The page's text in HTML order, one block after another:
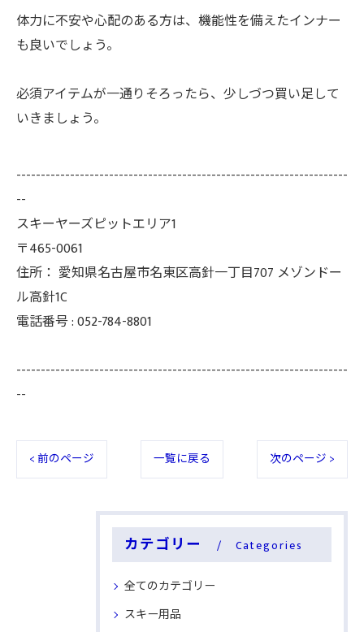
体力に不安や心配のある方は、機能性を備えたインナー
も良いでしょう。
必須アイテムが一通りそろったら、少しづつ買い足して
いきましょう。
--------------------------------------------------------------------
--
スキーヤーズピットエリア1
〒465-0061
住所： 愛知県名古屋市名東区高針一丁目707 メゾンドー
ル高針1C
電話番号 :052-784-8801
--------------------------------------------------------------------
--
< 前のページ 一覧に戻る 次のページ >
カテゴリー Categories
全てのカテゴリー
スキー用品